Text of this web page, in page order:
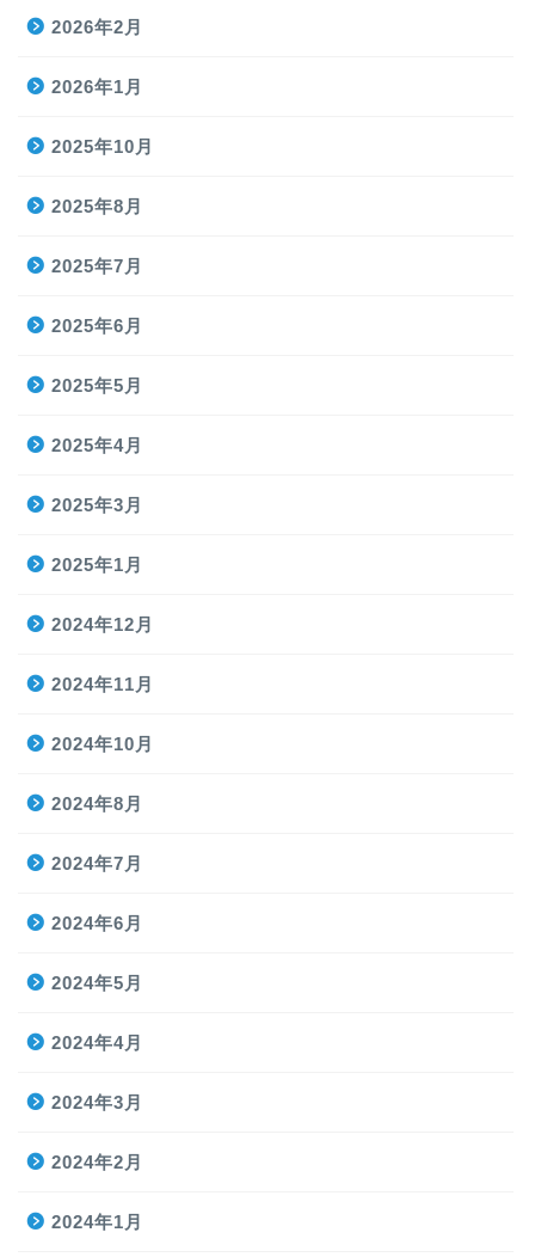
2026年2月
2026年1月
2025年10月
2025年8月
2025年7月
2025年6月
2025年5月
2025年4月
2025年3月
2025年1月
2024年12月
2024年11月
2024年10月
2024年8月
2024年7月
2024年6月
2024年5月
2024年4月
2024年3月
2024年2月
2024年1月